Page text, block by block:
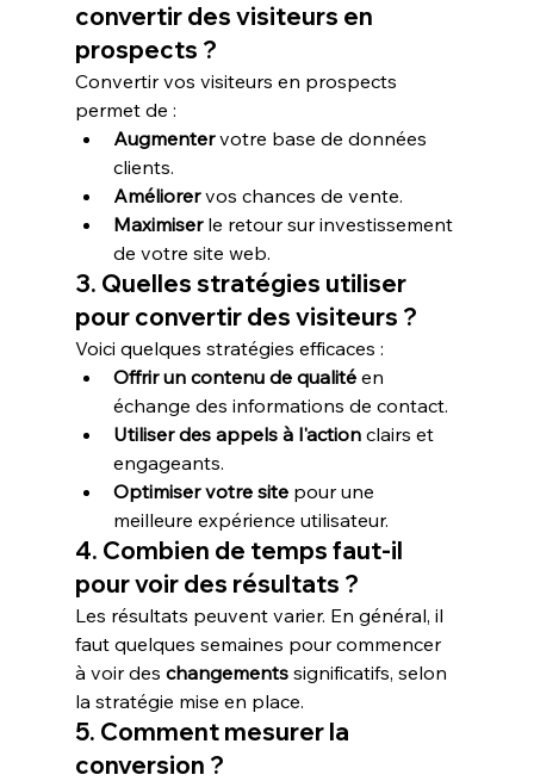
convertir des visiteurs en
prospects ?
Convertir vos visiteurs en prospects
permet de :
Augmenter votre base de données
clients.
Améliorer vos chances de vente.
Maximiser le retour sur investissement
de votre site web.
3. Quelles stratégies utiliser
pour convertir des visiteurs ?
Voici quelques stratégies efficaces :
Offrir un contenu de qualité en
échange des informations de contact.
Utiliser des appels à l'action clairs et
engageants.
Optimiser votre site pour une
meilleure expérience utilisateur.
4. Combien de temps faut-il
pour voir des résultats ?
Les résultats peuvent varier. En général, il
faut quelques semaines pour commencer
à voir des changements significatifs, selon
la stratégie mise en place.
5. Comment mesurer la
conversion ?